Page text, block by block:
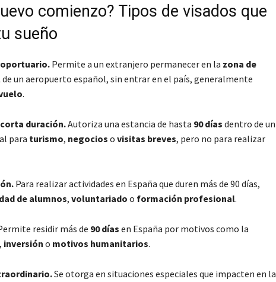
comienzo? Tipos de visados que
sueño
Permite a un extranjero permanecer en la zona de
de un aeropuerto español, sin entrar en el país, generalmente
.
duración.Autoriza una estancia de hasta 90 días dentro de un
para turismo, negocios o visitas breves, pero no para realizar
Para realizar actividades en España que duren más de 90 días,
de alumnos, voluntariado o formación profesional.
residir más de 90 días en España por motivos como la
inversión o motivos humanitarios.
Se otorga en situaciones especiales que impacten en la